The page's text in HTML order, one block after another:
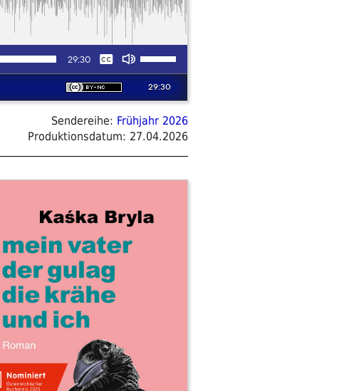
Sendereihe: Frühjahr 2026
Produktionsdatum: 27.04.2026